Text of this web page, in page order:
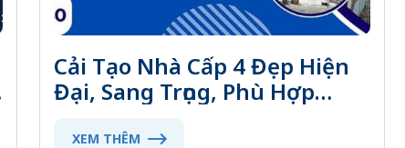
Cải Tạo Nhà Cấp 4 Đẹp Hiện
Đại, Sang Trọng, Phù Hợp
XEM THÊM